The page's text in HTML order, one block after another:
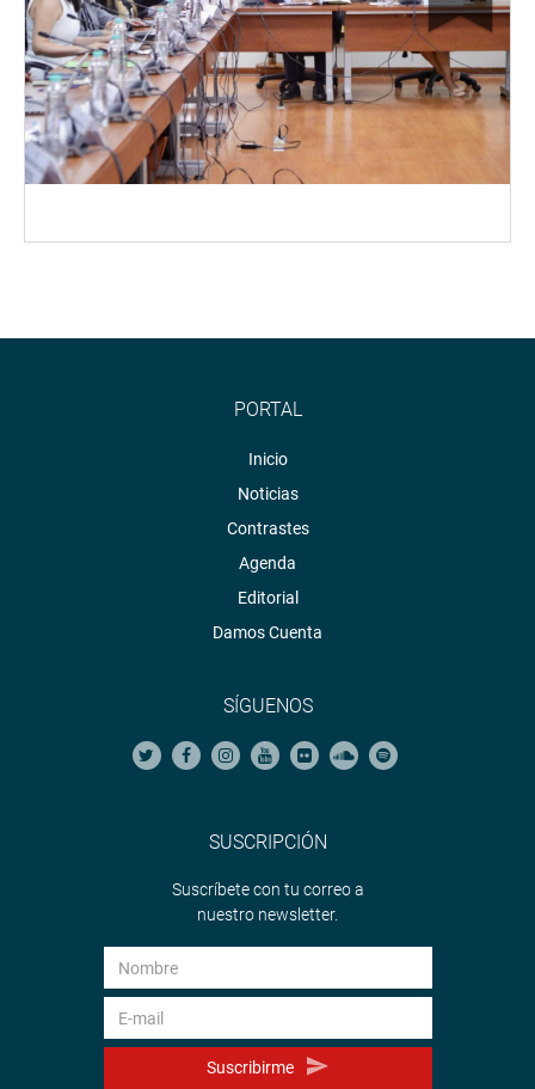
PORTAL
Inicio
Noticias
Contrastes
Agenda
Editorial
Damos Cuenta
SÍGUENOS
SUSCRIPCIÓN
Suscríbete con tu correo a
nuestro newsletter.
Suscribirme